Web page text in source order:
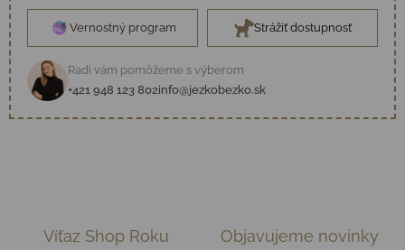
Vernostný program Strážiť dostupnosť
Radi vám pomôžeme s výberom
+421 948 123 802info@jezkobezko.sk
Víťaz Shop Roku Objavujeme novinky